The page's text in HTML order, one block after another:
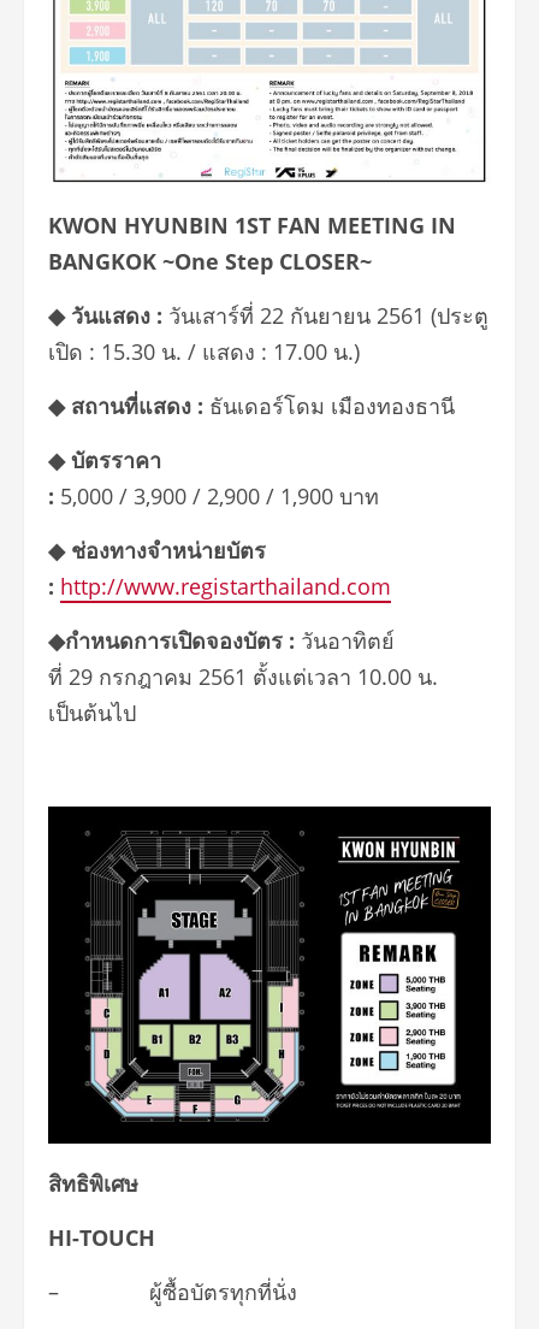
KWON HYUNBIN 1ST FAN MEETING IN
BANGKOK ~One Step CLOSER~
◆วันแสดง : วันเสาร์ที่ 22 กันยายน 2561 (ประตู
เปิด : 15.30 น. / แสดง : 17.00 น.)
◆สถานที่แสดง : ธันเดอร์โดม เมืองทองธานี
◆บัตรราคา
: 5,000 / 3,900 / 2,900 / 1,900 บาท
◆ช่องทางจำหน่ายบัตร
: http://www.registarthailand.com
◆กำหนดการเปิดจองบัตร : วันอาทิตย์
ที่ 29 กรกฎาคม 2561 ตั้งแต่เวลา 10.00 น.
เป็นต้นไป
สิทธิพิเศษ
HI-TOUCH
– ผู้ซื้อบัตรทุกที่นั่ง